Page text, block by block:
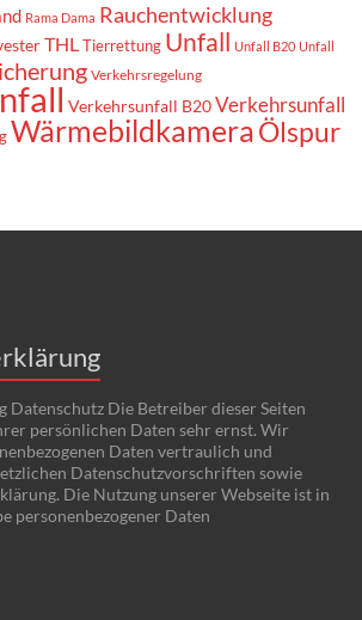
Rama Dama Rauchentwicklung
THL Tierrettung Unfall Unfall B20 Unfall
Verkehrsregelung
Verkehrsunfall B20 Verkehrsunfall
WärmebildkameraÖlspur
Datenschutz Die Betreiber dieser Seiten
persönlichen Daten sehr ernst. Wir
Daten vertraulich und
Datenschutzvorschriften sowie
Die Nutzung unserer Webseite ist in
personenbezogener Daten